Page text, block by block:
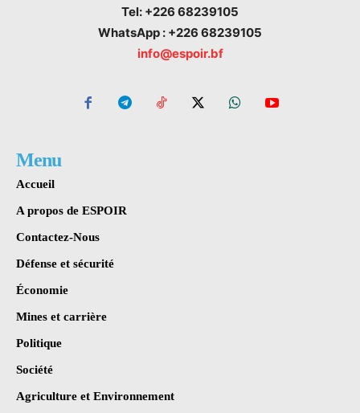
Tel: +226 68239105
WhatsApp : +226 68239105
info@espoir.bf
Menu
Accueil
A propos de ESPOIR
Contactez-Nous
Défense et sécurité
Économie
Mines et carrière
Politique
Société
Agriculture et Environnement